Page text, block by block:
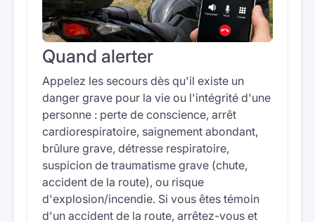
Quand alerter
Appelez les secours dès qu'il existe un
danger grave pour la vie ou l'intégrité d'une
personne : perte de conscience, arrêt
cardiorespiratoire, saignement abondant,
brûlure grave, détresse respiratoire,
suspicion de traumatisme grave (chute,
accident de la route), ou risque
d'explosion/incendie. Si vous êtes témoin
d'un accident de la route, arrêtez-vous et